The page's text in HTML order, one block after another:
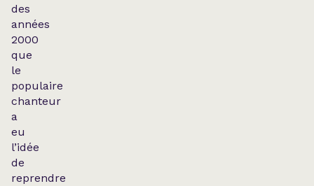
des
années
2000
que
le
populaire
chanteur
a
eu
l’idée
de
reprendre